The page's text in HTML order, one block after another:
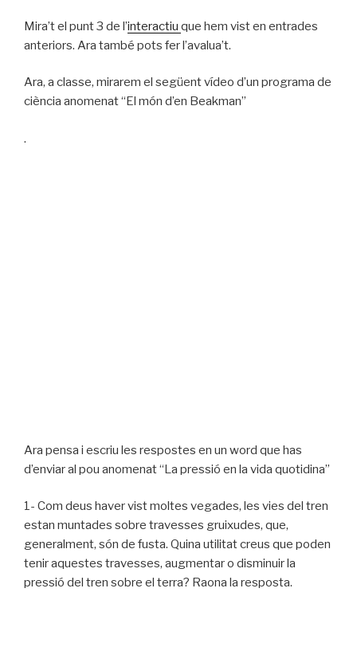
Mira’t el punt 3 de l’interactiu que hem vist en entrades
anteriors. Ara també pots fer l’avalua’t.
Ara, a classe, mirarem el següent vídeo d’un programa de
ciència anomenat “El món d’en Beakman”
.
Ara pensa i escriu les respostes en un word que has
d’enviar al pou anomenat “La pressió en la vida quotidina”
1- Com deus haver vist moltes vegades, les vies del tren
estan muntades sobre travesses gruixudes, que,
generalment, són de fusta. Quina utilitat creus que poden
tenir aquestes travesses, augmentar o disminuir la
pressió del tren sobre el terra? Raona la resposta.